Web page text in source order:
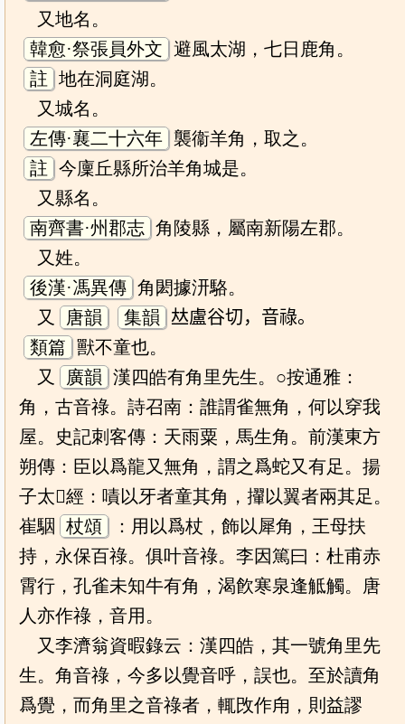
又地名。
韓愈·祭張員外文 避風太湖，七日鹿角。
註 地在洞庭湖。
又城名。
左傳·襄二十六年 襲衞羊角，取之。
註 今廩丘縣所治羊角城是。
又縣名。
南齊書·州郡志 角陵縣，屬南新陽左郡。
又姓。
後漢·馮異傳 角閎據汧駱。
又
唐韻 集韻
𠀤盧谷切，音祿。
類篇 獸不童也。
又
廣韻 漢四皓有角里先生。○按通雅：
角，古音祿。詩召南：誰謂雀無角，何以穿我
屋。史記刺客傳：天雨粟，馬生角。前漢東方
朔傳：臣以爲龍又無角，謂之爲蛇又有足。揚
子太𤣥經：嘖以牙者童其角，㩣以翼者兩其足。
崔駰
杖頌
：用以爲杖，飾以犀角，王母扶
持，永保百祿。俱叶音祿。李因篤曰：杜甫赤
霄行，孔雀未知牛有角，渴飮寒泉逢觝觸。唐
人亦作祿，音用。
又李濟翁資暇錄云：漢四皓，其一號角里先
生。角音祿，今多以覺音呼，誤也。至於讀角
爲覺，而角里之音祿者，輒攺作甪，則益謬